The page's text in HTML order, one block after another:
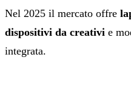
Nel 2025 il mercato offre
dispositivi da creativi e
integrata.